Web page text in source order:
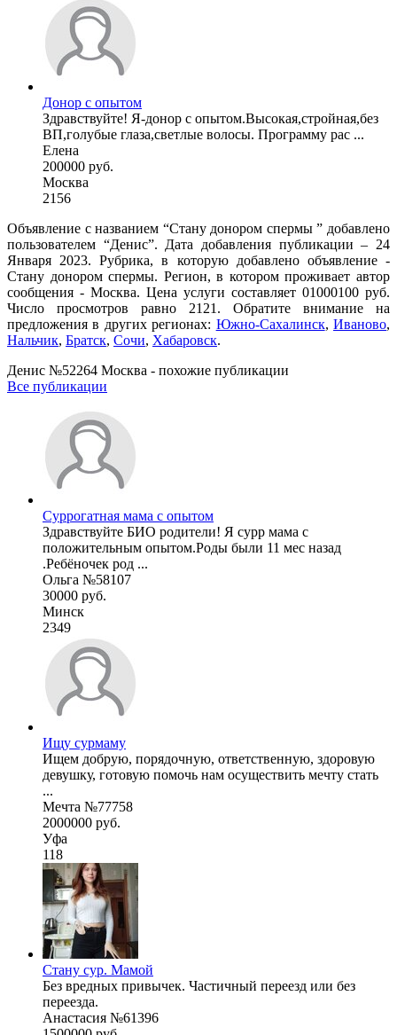
Донор с опытом
Здравствуйте! Я-донор с опытом.Высокая,стройная,без
ВП,голубые глаза,светлые волосы. Программу рас ...
Елена
200000 руб.
Москва
2156
Объявление с названием “Стану донором спермы ” добавлено
пользователем “Денис”. Дата добавления публикации – 24
Января 2023. Рубрика, в которую добавлено объявление -
Стану донором спермы. Регион, в котором проживает автор
сообщения - Москва. Цена услуги составляет 01000100 руб.
Число просмотров равно 2121. Обратите внимание на
предложения в других регионах: Южно-Сахалинск,Иваново,
Нальчик, Братск, Сочи, Хабаровск.
Денис №52264 Москва - похожие публикации
Все публикации
Суррогатная мама с опытом
Здравствуйте БИО родители! Я сурр мама с
положительным опытом.Роды были 11 мес назад
.Ребёночек род ...
Ольга №58107
30000 руб.
Минск
2349
Ищу сурмаму
Ищем добрую, порядочную, ответственную, здоровую
девушку, готовую помочь нам осуществить мечту стать
...
Мечта №77758
2000000 руб.
Уфа
118
Стану сур. Мамой
Без вредных привычек. Частичный переезд или без
переезда.
Анастасия №61396